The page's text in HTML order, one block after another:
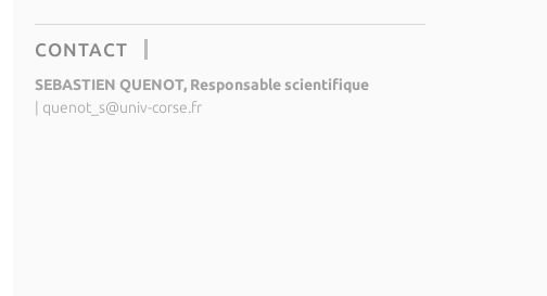
CONTACT
SEBASTIEN QUENOT, Responsable scientifique
quenot_s@univ-corse.fr